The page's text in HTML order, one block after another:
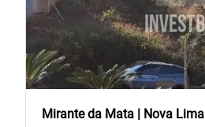
Mirante da Mata | Nova Lima